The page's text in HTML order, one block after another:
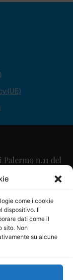
come i cookie
dispositivo. Il
dati come il
sito. Non
su alcune
(UE)
n.11 del